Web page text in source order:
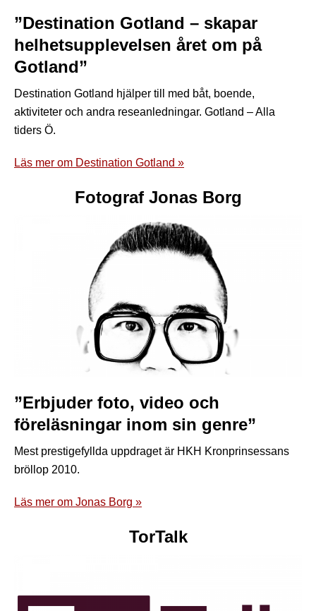
”Destination Gotland – skapar
helhetsupplevelsen året om på
Gotland”
Destination Gotland hjälper till med båt, boende,
aktiviteter och andra reseanledningar. Gotland – Alla
tiders Ö.
Läs mer om Destination Gotland »
Fotograf Jonas Borg
”Erbjuder foto, video och
föreläsningar inom sin genre”
Mest prestigefyllda uppdraget är HKH Kronprinsessans
bröllop 2010.
Läs mer om Jonas Borg »
TorTalk